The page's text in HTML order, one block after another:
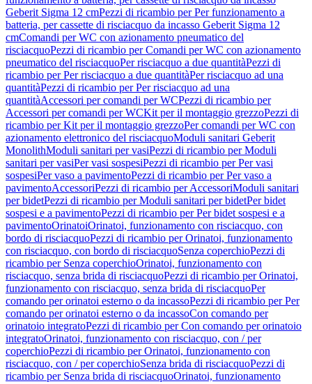
Geberit Sigma 12 cmPezzi di ricambio per Per funzionamento a
batteria, per cassette di risciacquo da incasso Geberit Sigma 12
cmComandi per WC con azionamento pneumatico del
risciacquoPezzi di ricambio per Comandi per WC con azionamento
pneumatico del risciacquoPer risciacquo a due quantitàPezzi di
ricambio per Per risciacquo a due quantitàPer risciacquo ad una
quantitàPezzi di ricambio per Per risciacquo ad una
quantitàAccessori per comandi per WCPezzi di ricambio per
Accessori per comandi per WCKit per il montaggio grezzoPezzi di
ricambio per Kit per il montaggio grezzoPer comandi per WC con
azionamento elettronico del risciacquoModuli sanitari Geberit
MonolithModuli sanitari per vasiPezzi di ricambio per Moduli
sanitari per vasiPer vasi sospesiPezzi di ricambio per Per vasi
sospesiPer vaso a pavimentoPezzi di ricambio per Per vaso a
pavimentoAccessoriPezzi di ricambio per AccessoriModuli sanitari
per bidetPezzi di ricambio per Moduli sanitari per bidetPer bidet
sospesi e a pavimentoPezzi di ricambio per Per bidet sospesi e a
pavimentoOrinatoiOrinatoi, funzionamento con risciacquo, con
bordo di risciacquoPezzi di ricambio per Orinatoi, funzionamento
con risciacquo, con bordo di risciacquoSenza coperchioPezzi di
ricambio per Senza coperchioOrinatoi, funzionamento con
risciacquo, senza brida di risciacquoPezzi di ricambio per Orinatoi,
funzionamento con risciacquo, senza brida di risciacquoPer
comando per orinatoi esterno o da incassoPezzi di ricambio per Per
comando per orinatoi esterno o da incassoCon comando per
orinatoio integratoPezzi di ricambio per Con comando per orinatoio
integratoOrinatoi, funzionamento con risciacquo, con / per
coperchioPezzi di ricambio per Orinatoi, funzionamento con
risciacquo, con / per coperchioSenza brida di risciacquoPezzi di
ricambio per Senza brida di risciacquoOrinatoi, funzionamento